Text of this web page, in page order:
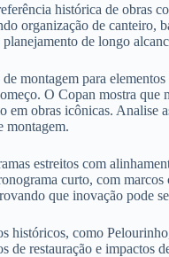
histórica de obras
organização de canteiro,
de longo
montagem para
O Copan mostra
em obras icônicas. Analise
montagem.
estreitos com
curto, com
que inovação pode
históricos, como
de restauração e impactos